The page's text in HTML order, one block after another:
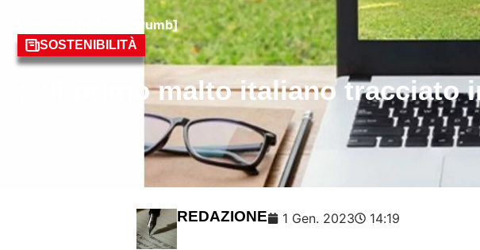
[rank_math_breadcrumb]
SOSTENIBILITÀ
: “Il primo malto italiano tracciato
REDAZIONE 1 Gen. 2023 14:19